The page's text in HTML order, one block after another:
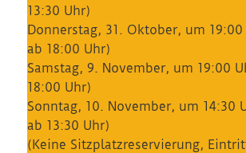
13:30 Uhr)
Donnerstag, 31. Oktober, um 19:00
ab 18:00 Uhr)
Samstag, 9. November, um 19:00
18:00 Uhr)
Sonntag, 10. November, um 14:30
ab 13:30 Uhr)
(Keine Sitzplatzreservierung,